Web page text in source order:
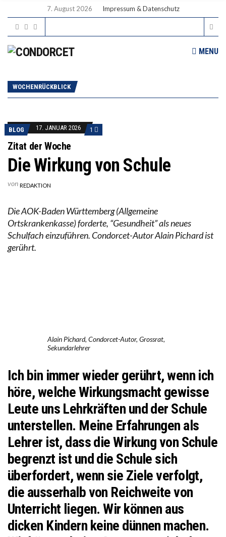
7. August 2026 Impressum & Datenschutz
MENU
WOCHENRÜCKBLICK
BLOG 17. JANUAR 2026 1
Zitat der Woche
Die Wirkung von Schule
von REDAKTION
Die AOK-Baden Württemberg (Allgemeine
Ortskrankenkasse) forderte, “Gesundheit” als neues
Schulfach einzuführen. Condorcet-Autor Alain Pichard ist
gerührt.
Alain Pichard, Condorcet-Autor, Grossrat,
Sekundarlehrer
Ich bin immer wieder gerührt, wenn ich
höre, welche Wirkungsmacht gewisse
Leute uns Lehrkräften und der Schule
unterstellen. Meine Erfahrungen als
Lehrer ist, dass die Wirkung von Schule
begrenzt ist und die Schule sich
überfordert, wenn sie Ziele verfolgt,
die ausserhalb von Reichweite von
Unterricht liegen. Wir können aus
dicken Kindern keine dünnen machen.